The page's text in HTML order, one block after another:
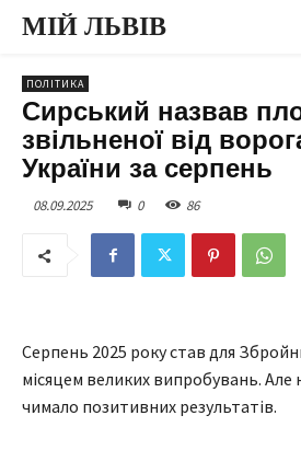
МІЙ ЛЬВІВ
ПОЛІТИКА
Сирський назвав
звільненої від
України за серпень
08.09.2025 0 86
Серпень 2025 року став для
місяцем великих випробувань. Але
чимало позитивних результатів.